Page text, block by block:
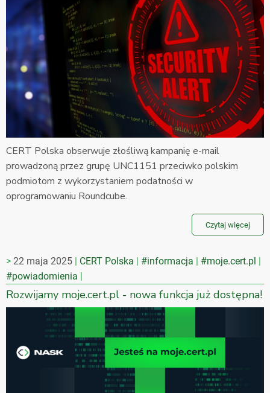
CERT Polska obserwuje złośliwą kampanię e-mail
prowadzoną przez grupę UNC1151 przeciwko polskim
podmiotom z wykorzystaniem podatności w
oprogramowaniu Roundcube.
Czytaj więcej
22 maja 2025 CERT Polska #informacja
#moje.cert.pl
#powiadomienia
Rozwijamy moje.cert.pl - nowa funkcja już dostępna!